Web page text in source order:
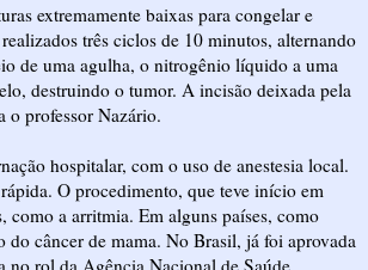
extremamente baixas para congelar e
três ciclos de 10 minutos, alternando
de uma agulha, o nitrogênio líquido a uma
destruindo o tumor. A incisão deixada pela
o professor Nazário.
hospitalar, com o uso de anestesia local.
O procedimento, que teve início em
como a arritmia. Em alguns países, como
câncer de mama. No Brasil, já foi aprovada
no rol da Agência Nacional de Saúde